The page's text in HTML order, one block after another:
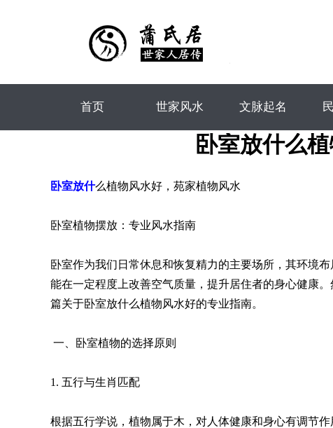
首页 世家风水 文脉起名
卧室放什么
卧室放什么植物风水好，苑家植物风水
卧室植物摆放：专业风水指南
卧室作为我们日常休息和恢复精力的主要场所，其环境
能在一定程度上改善空气质量，提升居住者的身心健康
篇关于卧室放什么植物风水好的专业指南。
一、卧室植物的选择原则
1. 五行与生肖匹配
根据五行学说，植物属于木，对人体健康和身心有调节